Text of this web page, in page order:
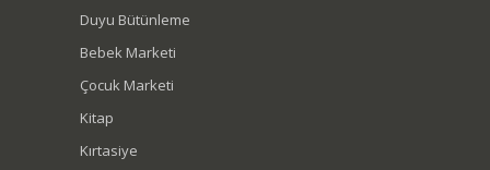
Duyu Bütünleme
Bebek Marketi
Çocuk Marketi
Kitap
Kırtasiye